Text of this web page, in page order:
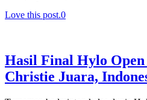
Love this post.0
Hasil Final Hylo Open
Christie Juara,